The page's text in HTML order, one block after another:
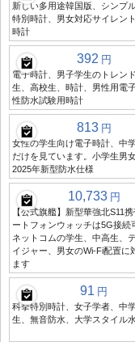
新しい多用途韓国版、シンプ
特別時計、男女対応サイレン
時計
392 円
電子時計、男子学生のトレン
生、高校生、時計、男性用電
性防水試験用時計
813 円
女性の学生向け電子時計、中
だけを見ています。小学生男女
2025年新型防水仕様
10,733 円
【公式旗艦】新型華強北S11
ートフォンウォッチは5G接続
ネットコムの学生、中高生、
イジャー、男女のWi-Fi配置に
ます
91 円
科挙特別時計、女子学者、中
生、無音防水、大学スタイル